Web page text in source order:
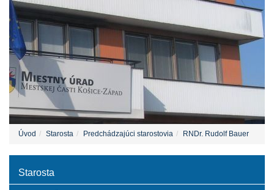
Úvod Starosta Predchádzajúci starostovia RNDr. Rudolf Bauer
Starosta